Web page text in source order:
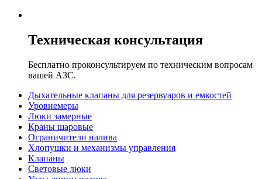
Техническая консультация
Бесплатно проконсультируем по техническим вопросам
вашей АЗС.
Дыхательные клапаны для резервуаров и емкостей
Уровнемеры
Люки замерные
Краны шаровые
Ограничители налива
Хлопушки и механизмы управления
Клапаны
Световые люки